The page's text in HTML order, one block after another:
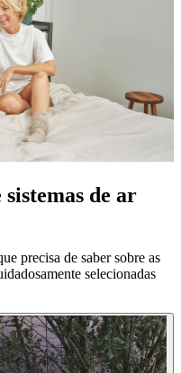
de ar
precisa de saber sobre as
selecionadas